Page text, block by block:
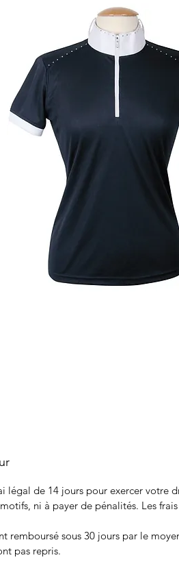
légal de 14 jours pour exercer
ni à payer de pénalités. Les
remboursé sous 30 jours par le
pas repris.